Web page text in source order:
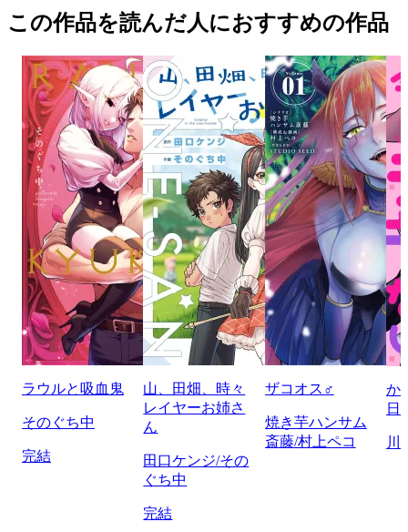
この作品を読んだ人におすすめの作品
ラウルと吸血鬼
そのぐち中
完結
山、田畑、時々
レイヤーお姉さ
ん
田口ケンジ/その
ぐち中
完結
ザコオス♂
焼き芋ハンサム
斎藤/村上ペコ
か
日
川